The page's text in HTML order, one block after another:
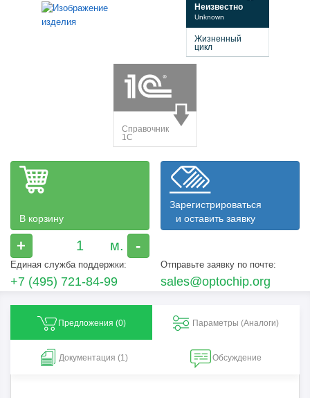
В корзину
+ -
Зарегистрироваться
и оставить заявку
Единая служба поддержки:
+7 (495) 721-84-99
Отправьте заявку по почте:
sales@optochip.org
Предложения (0) Параметры (Aналоги)
Документация (1) Обсуждение